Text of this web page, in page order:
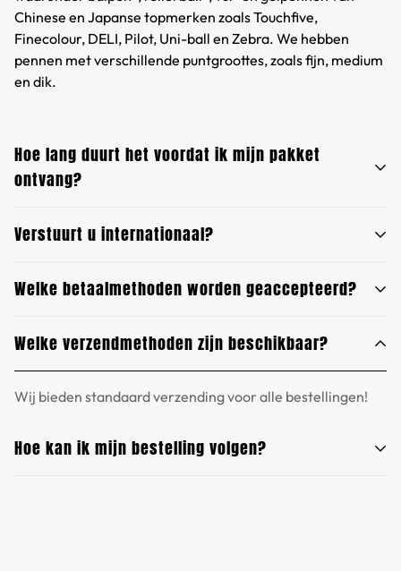
Chinese en Japanse topmerken zoals Touchfive,
Finecolour, DELI, Pilot, Uni-ball en Zebra. We hebben
pennen met verschillende puntgroottes, zoals fijn, medium
en dik.
Hoe lang duurt het voordat ik mijn pakket
ontvang?
Pakketten worden verzonden via China Post Mail
trackinginformatie zodat u uw bestelling bij elke stap kunt
Verstuurt u internationaal?
We zijn er trots op dat we internationale verzendingen
kwaliteitspennen naar klanten over de hele wereld kunnen
brengen.
Welke betaalmethoden worden geaccepteerd?
Wij accepteren Paypal en Creditcard.
Welke verzendmethoden zijn beschikbaar?
Wij bieden standaard verzending voor alle bestellingen!
Hoe kan ik mijn bestelling volgen?